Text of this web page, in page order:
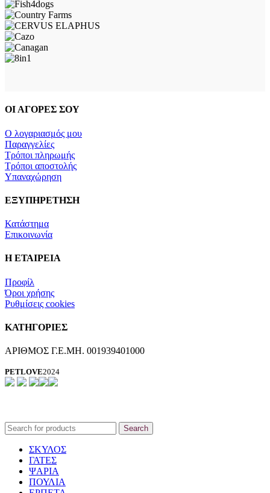
ΟΙ ΑΓΟΡΕΣ ΣΟΥ
Ο λογαριασμός μου
Παραγγελίες
Τρόποι πληρωμής
Τρόποι αποστολής
Υπαναχώρηση
ΕΞΥΠΗΡΕΤΗΣΗ
Κατάστημα
Επικοινωνία
Η ΕΤΑΙΡΕΙΑ
Προφίλ
Όροι χρήσης
Ρυθμίσεις cookies
ΚΑΤΗΓΟΡΙΕΣ
ΑΡΙΘΜΟΣ Γ.Ε.ΜΗ. 001939401000
PETLOVE2024
Search
ΣΚΥΛΟΣ
ΓΑΤΕΣ
ΨΑΡΙΑ
ΠΟΥΛΙΑ